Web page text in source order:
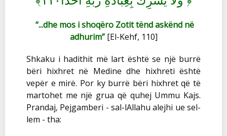
“...dhe mos i shoqëro Zotit tënd askënd në
adhurim”[El-Kehf, 110]
Shkaku i hadithit më lart është se një burrë
bëri hixhret në Medine dhe hixhreti është
vepër e mirë. Por ky burrë bëri hixhret që të
martohet me një grua që quhej Ummu Kajs.
Prandaj, Pejgamberi - sal-lAllahu alejhi ue sel-
lem - tha: